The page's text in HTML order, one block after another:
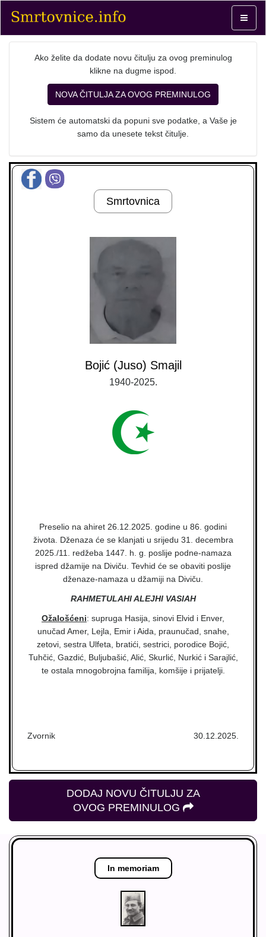
Toggle
Ako želite da dodate novu čitulju za ovog preminulog
klikne na dugme ispod.
NOVA ČITULJA ZA OVOG PREMINULOG
Sistem će automatski da popuni sve podatke, a Vaše je
samo da unesete tekst čitulje.
Smrtovnica
Bojić (Juso) Smajil
1940-2025.
Preselio na ahiret 26.12.2025. godine u 86. godini
života. Dženaza će se klanjati u srijedu 31. decembra
2025./11. redžeba 1447. h. g. poslije podne-namaza
ispred džamije na Diviču. Tevhid će se obaviti poslije
dženaze-namaza u džamiji na Diviču.
RAHMETULAHI ALEJHI VASIAH
Ožalošćeni: supruga Hasija, sinovi Elvid i Enver,
unučad Amer, Lejla, Emir i Aida, praunučad, snahe,
zetovi, sestra Ulfeta, bratići, sestrici, porodice Bojić,
Tuhčić, Gazdić, Buljubašić, Alić, Skurlić, Nurkić i Sarajlić,
te ostala mnogobrojna familija, komšije i prijatelji.
Zvornik 30.12.2025.
DODAJ NOVU ČITULJU ZA
OVOG PREMINULOG
In memoriam